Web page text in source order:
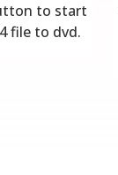
to start
file to dvd.